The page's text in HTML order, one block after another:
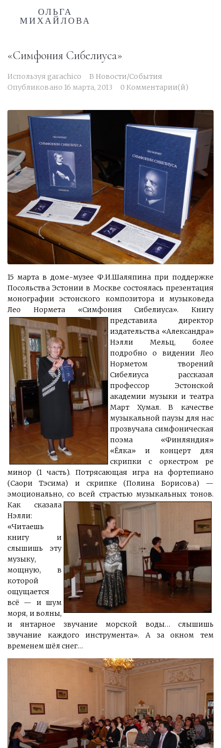
ОЛЬГА
МИХАЙЛОВА
«Симфония Сибелиуса»
Используя garachico В Новости/События
Опубликовано 16 марта, 2013 0 Комментарии(й)
15 марта в доме-музее Ф.И.Шаляпина при поддержке
Посольства Эстонии в Москве состоялась презентация
монографии эстонского композитора и музыковеда
Лео Нормета «Симфония Сибелиуса». Книгу
представила директор
издательства «Александра»
Нэлли Мельц, более
подробно о видении Лео
Норметом творений
Сибелиуса рассказал
профессор Эстонской
академии музыки и театра
Март Хумал. В качестве
музыкальной паузы для нас
прозвучала симфоническая
поэма «Финляндия»
«Ёлка» и концерт для
скрипки с оркестром ре
минор (1 часть). Потрясающая игра на фортепиано
(Саори Тэсима) и скрипке (Полина Борисова) —
эмоционально, со всей страстью музыкальных тонов.
Как сказала
Нэлли:
«Читаешь
книгу и
слышишь эту
музыку,
мощную, в
которой
ощущается
всё — и шум
моря, и волны,
и янтарное звучание морской воды… слышишь
звучание каждого инструмента». А за окном тем
временем шёл снег…